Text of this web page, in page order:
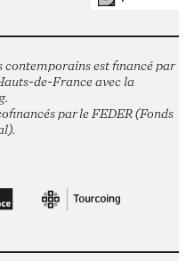
est financé par
de-France avec la
par le FEDER (Fonds